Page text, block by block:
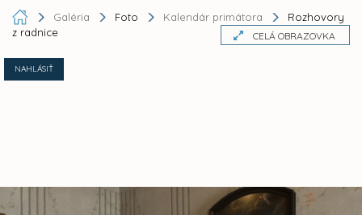
Galéria Foto Kalendár primátora
Rozhovory
z radnice
CELÁ OBRAZOVKA
NAHLÁSIŤ